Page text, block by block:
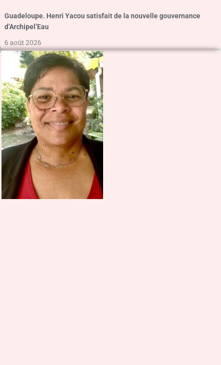
Guadeloupe. Henri Yacou satisfait de la nouvelle gouvernance
d’Archipel’Eau
6 août 2026